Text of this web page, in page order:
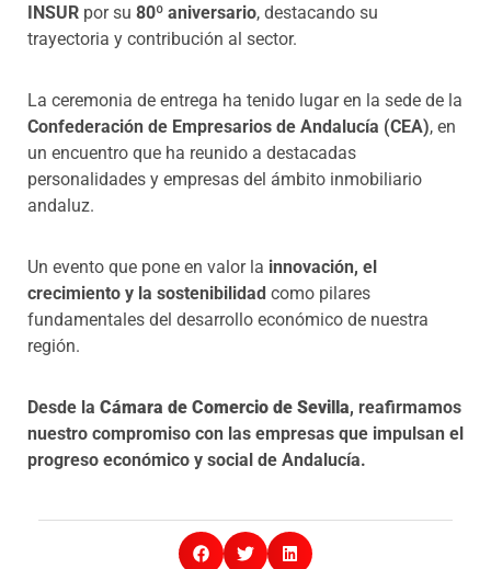
INSUR por su 80º aniversario, destacando su
trayectoria y contribución al sector.
La ceremonia de entrega ha tenido lugar en la sede de la
Confederación de Empresarios de Andalucía (CEA), en
un encuentro que ha reunido a destacadas
personalidades y empresas del ámbito inmobiliario
andaluz.
Un evento que pone en valor la innovación, el
crecimiento y la sostenibilidad como pilares
fundamentales del desarrollo económico de nuestra
región.
Desde la Cámara de Comercio de Sevilla, reafirmamos
nuestro compromiso con las empresas que impulsan el
progreso económico y social de Andalucía.